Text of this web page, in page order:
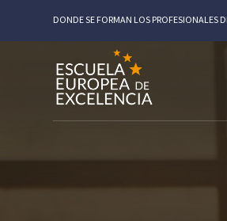
DONDE SE FORMAN LOS PROFESIONALES